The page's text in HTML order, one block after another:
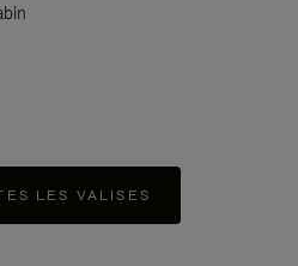
LES VALISES